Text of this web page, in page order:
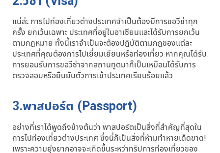
แน่ล่ะ การไปท่องเที่ยวต่างประเทศจำเป็นต้องมีการขอวีซ่าทุก
ครั้ง ยกเว้นเฉพาะ ประเทศที่อยู่ในอาเซียนและได้รับการยกเว้น
ตามกฎหมาย ทั้งนี้เราจำเป็นจะต้องปฎิบัติตามกฎของแต่ละ
ประเทศที่คุณต้องการไปเยี่ยมเยียนหรือท่องเที่ยว หากคุณได้รับ
การยอมรับการขอวีซ่าจากสถานทูตมาก็เป็นเหมือนได้รับการ
ตรวจสอบหรือยืนยันตัวการเข้าประเทศเรียบร้อยแล้ว
3.พาสปอร์ต (Passport)
อย่างที่เราได้พูดถึงข้างต้นว่า พาสปอร์ตเป็นสิ่งที่สำคัญที่สุดใน
การไปท่องเที่ยวต่างประเทศ ซึ่งนี่ก็เป็นสิ่งที่ห้ามทำหายเด็ดขาด!
เพราะความยุ่งยากอาจจะเกิดขึ้นระหว่าทริปการท่องเที่ยวของ